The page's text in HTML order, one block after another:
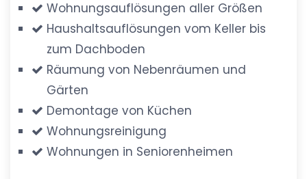
Wohnungsauflösungen aller Größen
Haushaltsauflösungen vom Keller bis
zum Dachboden
Räumung von Nebenräumen und
Gärten
Demontage von Küchen
Wohnungsreinigung
Wohnungen in Seniorenheimen